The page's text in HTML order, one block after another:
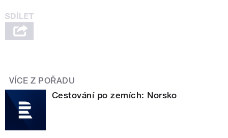
VÍCE Z POŘADU
Cestování po zemích: Norsko